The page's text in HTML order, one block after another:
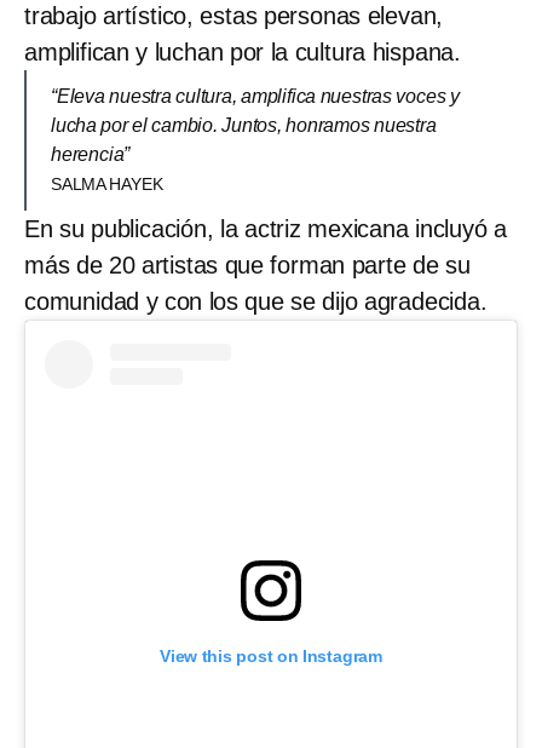
trabajo artístico, estas personas elevan,
amplifican y luchan por la cultura hispana.
“Eleva nuestra cultura, amplifica nuestras voces y
lucha por el cambio. Juntos, honramos nuestra
herencia”
SALMA HAYEK
En su publicación, la actriz mexicana incluyó a
más de 20 artistas que forman parte de su
comunidad y con los que se dijo agradecida.
View this post on Instagram